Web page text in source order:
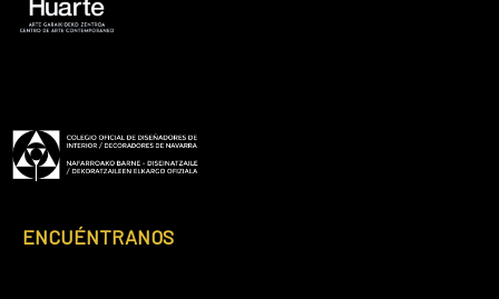
Footer
ENCUÉNTRANOS